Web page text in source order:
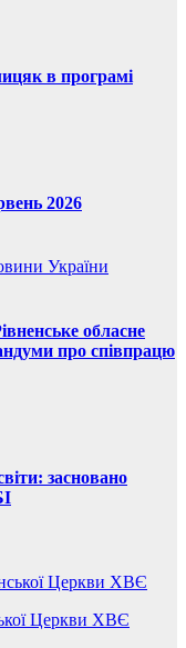
в програмі
2026
України
обласне
про співпрацю
засновано
Церкви ХВЄ